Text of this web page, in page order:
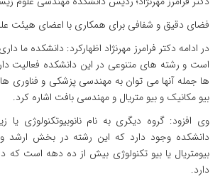
فضای دقیق و شفافی برای همکاری با اعضای هیئت
است و رشته های متنوعی در این دانشکده فعالیت
ها جمله آنها می توان به مهندسی پزشکی و فناوری
بیو مکانیک و بیو متریال و مهندسی بافت اشاره کرد.
وی افزود: گروه دیگری به نام نانوبیوتکنولوژی یا
دانشکده وجود دارد که این رشته در بخش ارشد
بیومتریال یا بیو تکنولوژی بیش از ده دهه است که
دارد.